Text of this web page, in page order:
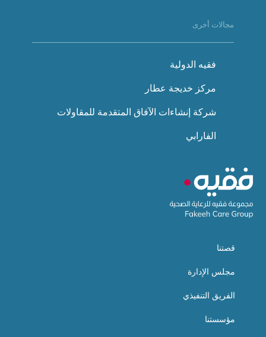
مجالات أخرى
فقيه الدولية
مركز خديجة عطار
شركة إنشاءات الآفاق المتقدمة للمقاولات
الفارابي
قصتنا
مجلس الإدارة
الفريق التنفيذي
مؤسستنا